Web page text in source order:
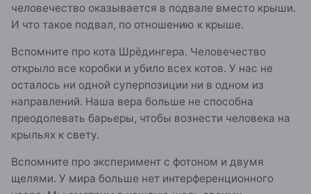
человечество оказывается в подвале вместо крыши.
И что такое подвал, по отношению к крыше.
Вспомните про кота Шрёдингера. Человечество
открыло все коробки и убило всех котов. У нас не
осталось ни одной суперпозиции ни в одном из
направлений. Наша вера больше не способна
преодолевать барьеры, чтобы вознести человека на
крыльях к свету.
Вспомните про эксперимент с фотоном и двумя
щелями. У мира больше нет интерференционного